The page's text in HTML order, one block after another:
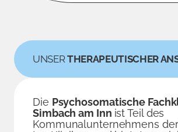
UNSERTHERAPEUTISCHER
Die Psychosomatische
Simbach am Inn ist Teil des
Kommunalunternehmens